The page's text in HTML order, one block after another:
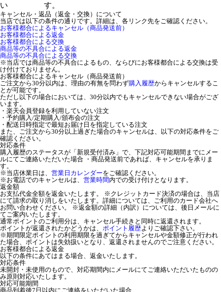
い
す。
キャンセル・返品（返金・交換）について
当店では以下の条件の通りです。詳細は、各リンク先をご確認ください。
お客様都合によるキャンセル（商品発送前）
お客様都合による返金
お客様都合による交換
商品等の不具合による返金
商品等の不具合による交換
※当店では商品等の不具合によるもの、ならびにお客様都合による交換は受
け付けておりません。
お客様都合によるキャンセル（商品発送前）
ご注文から30分以内は、理由の有無を問わず購入履歴からキャンセルするこ
とが可能です。
ただし以下の場合においては、30分以内でもキャンセルできない場合がござ
います。
・楽天会員登録を利用していない注文
・予約購入/定期購入/頒布会の注文
・配送日時指定で最短お届け日を指定している注文
また、ご注文から30分以上過ぎた場合のキャンセルは、以下の対応条件をご
確認ください。
対応条件
購入履歴のステータスが「新規受付済み」で、下記対応可能期間までにメー
ルにてご連絡いただいた場合 ・商品発送前であれば、キャンセルを承りま
す。
※当店休業日は、 営業日カレンダーをご確認ください。
※お電話でのキャンセルは、 営業時間内での受け付けとなります。
返金額
お支払代金全額を返金いたします。 ※クレジットカード決済の場合は、当店
にて請求の取り消しをいたします。詳細については、ご利用のカード会社へ
お問い合わせください。 ※返金額の詳細（内訳）については、後日メールに
てご案内いたします。
通常ポイントのご利用分は、キャンセル手続きと同時に返還されます。
ポイントが返還されたかどうかは、 ポイント履歴よりご確認下さい。
※期間限定ポイントの利用期限を過ぎてからキャンセルや金額修正が行われ
た場合、ポイントは失効扱いとなり、返還されませんのでご注意ください。
お客様都合による返金
以下の条件にあてはまる場合、返金いたします。
対応条件
未開封・未使用のもので、対応期間内にメールにてご連絡いただいたものの
み原則対応いたします。
対応可能期間
商品到着後7日以内にご連絡をいただいた場合